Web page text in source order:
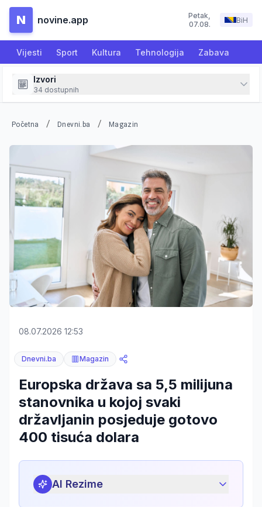
N novine.app Petak,
07.08.
BiH
Vijesti Sport Kultura Tehnologija Zabava
Izvori
34 dostupnih
Početna / Dnevni.ba / Magazin
08.07.2026 12:53
Dnevni.ba Magazin
Europska država sa 5,5 milijuna
stanovnika u kojoj svaki
državljanin posjeduje gotovo
400 tisuća dolara
AI Rezime